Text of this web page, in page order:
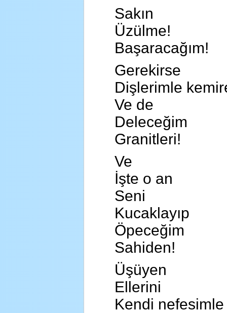
Sakın
Üzülme!
Başaracağım!
Gerekirse
Dişlerimle
Ve de
Deleceğim
Granitleri!
Ve
İşte o an
Seni
Kucaklayıp
Öpeceğim
Sahiden!
Üşüyen
Ellerini
Kendi nefesimle